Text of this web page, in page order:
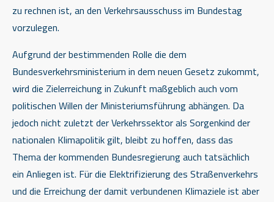
zu rechnen ist, an den Verkehrsausschuss im Bundestag
vorzulegen.
Aufgrund der bestimmenden Rolle die dem
Bundesverkehrsministerium in dem neuen Gesetz zukommt,
wird die Zielerreichung in Zukunft maßgeblich auch vom
politischen Willen der Ministeriumsführung abhängen. Da
jedoch nicht zuletzt der Verkehrssektor als Sorgenkind der
nationalen Klimapolitik gilt, bleibt zu hoffen, dass das
Thema der kommenden Bundesregierung auch tatsächlich
ein Anliegen ist. Für die Elektrifizierung des Straßenverkehrs
und die Erreichung der damit verbundenen Klimaziele ist aber